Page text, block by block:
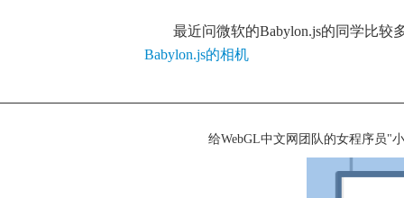
最近问微软的Babylon.js的同学比较
Babylon.js的相机
给WebGL中文网团队的女程序员"